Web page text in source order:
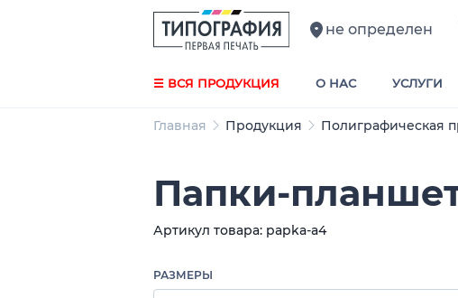
не определен
☰ ВСЯ ПРОДУКЦИЯ О НАС УСЛУГИ
Главная Продукция Полиграфическая
Папки-
Артикул товара: papka-a4
РАЗМЕРЫ